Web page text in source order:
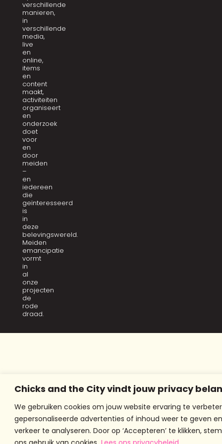
Chicks and the City vindt jouw privacy
We gebruiken cookies om jouw website ervaring te
gepersonaliseerde advertenties of inhoud weer te geven
verkeer te analyseren. Door op ‘Accepteren’ te klikken,
verschillende
manieren,
in
verschillende
media,
live
en
online,
items
en
content
maakt,
activiteiten
organiseert
en
onderzoek
doet
voor
en
door
meiden
–
en
iedereen
die
geïnteresseerd
is
in
deze
belevingswereld.
Meiden
emancipatie
vormt
in
al
onze
projecten
de
rode
draad.